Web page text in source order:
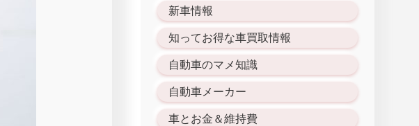
新車情報
知ってお得な車買取情報
自動車のマメ知識
自動車メーカー
車とお金＆維持費